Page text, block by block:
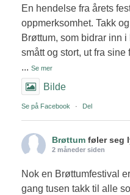
En hendelse fra årets
oppmerksomhet. Takk
Brøttum, som bidrar inn
smått og stort, ut fra sine
... Se mer
Bilde
Se på Facebook · Del
Brøttum føler seg
2 måneder siden
Nok en Brøttumfestival
gang tusen takk til alle